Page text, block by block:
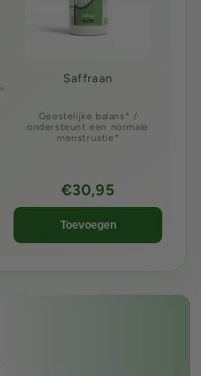
Saffraan
Geestelijke balans* /
ondersteunt een normale
menstruatie*
€30,95
Toevoegen